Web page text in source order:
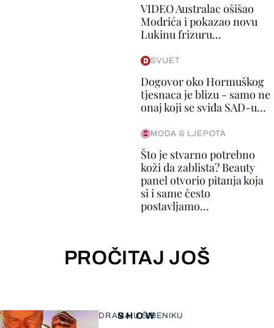
VIDEO Australac ošišao
Modrića i pokazao novu
Lukinu frizuru...
SVIJET
Dogovor oko Hormuškog
tjesnaca je blizu - samo ne
onaj koji se sviđa SAD-u...
MODA & LJEPOTA
Što je stvarno potrebno
koži da zablista? Beauty
panel otvorio pitanja koja
si i same često
postavljamo...
PROČITAJ JOŠ
SHOW
DRAMA U ŠIBENIKU